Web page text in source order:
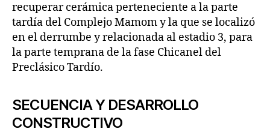
recuperar cerámica perteneciente a la parte
tardía del Complejo Mamom y la que se localizó
en el derrumbe y relacionada al estadio 3, para
la parte temprana de la fase Chicanel del
Preclásico Tardío.
SECUENCIA Y DESARROLLO
CONSTRUCTIVO